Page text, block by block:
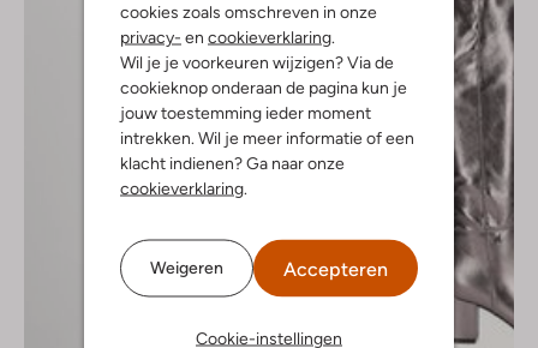
cookies zoals omschreven in onze
privacy- en cookieverklaring
Wil je je voorkeuren wijzigen? Via de
cookieknop onderaan de pagina kun je
jouw toestemming ieder moment
intrekken. Wil je meer informatie of een
klacht indienen? Ga naar onze
cookieverklaring
Weigeren Accepteren
Cookie-instellingen